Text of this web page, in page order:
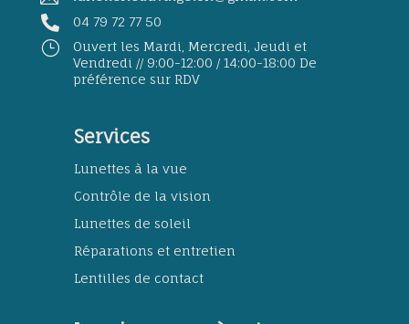
 04 79 72 77 50
}
Ouvert les Mardi, Mercredi, Jeudi et
Vendredi // 9:00-12:00 / 14:00-18:00 De
préférence sur RDV
Services
Lunettes à la vue
Contrôle de la vision
Lunettes de soleil
Réparations et entretien
Lentilles de contact